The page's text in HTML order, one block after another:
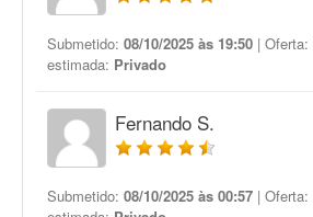
Submetido: 08/10/2025 às 19:50 | Oferta:
estimada: Privado
Fernando S.
Submetido: 08/10/2025 às 00:57 | Oferta: